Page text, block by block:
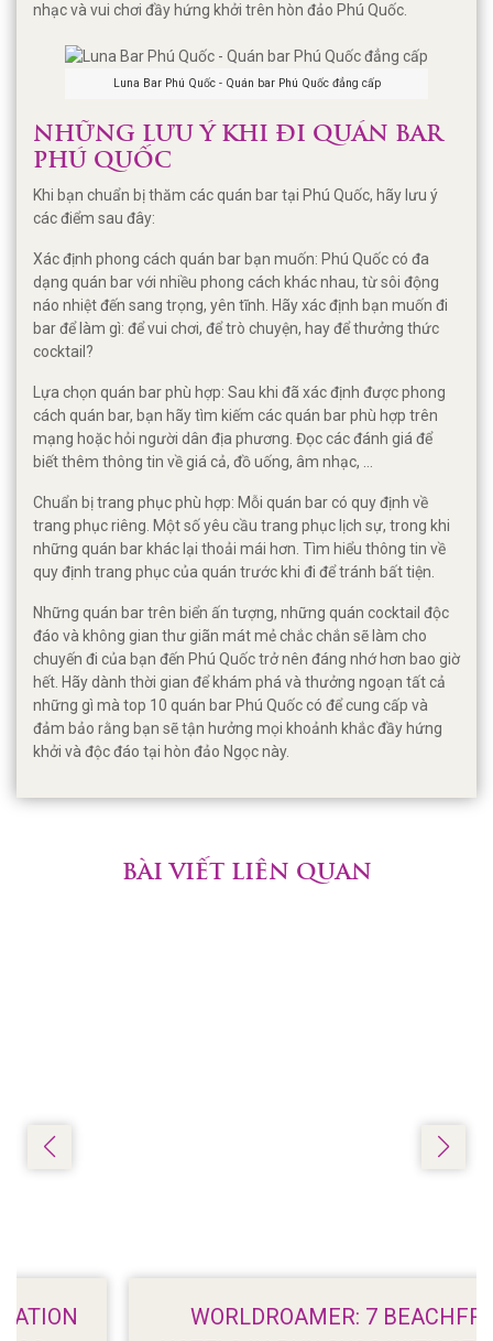
nhạc và vui chơi đầy hứng khởi trên hòn đảo Phú Quốc.
Luna Bar Phú Quốc - Quán bar Phú Quốc đẳng cấp
NHỮNG LƯU Ý KHI ĐI QUÁN BAR
PHÚ QUỐC
Khi bạn chuẩn bị thăm các quán bar tại Phú Quốc, hãy lưu ý
các điểm sau đây:
Xác định phong cách quán bar bạn muốn: Phú Quốc có đa
dạng quán bar với nhiều phong cách khác nhau, từ sôi động
náo nhiệt đến sang trọng, yên tĩnh. Hãy xác định bạn muốn đi
bar để làm gì: để vui chơi, để trò chuyện, hay để thưởng thức
cocktail?
Lựa chọn quán bar phù hợp: Sau khi đã xác định được phong
cách quán bar, bạn hãy tìm kiếm các quán bar phù hợp trên
mạng hoặc hỏi người dân địa phương. Đọc các đánh giá để
biết thêm thông tin về giá cả, đồ uống, âm nhạc, …
Chuẩn bị trang phục phù hợp: Mỗi quán bar có quy định về
trang phục riêng. Một số yêu cầu trang phục lịch sự, trong khi
những quán bar khác lại thoải mái hơn. Tìm hiểu thông tin về
quy định trang phục của quán trước khi đi để tránh bất tiện.
Những quán bar trên biển ấn tượng, những quán cocktail độc
đáo và không gian thư giãn mát mẻ chắc chắn sẽ làm cho
chuyến đi của bạn đến Phú Quốc trở nên đáng nhớ hơn bao giờ
hết. Hãy dành thời gian để khám phá và thưởng ngoạn tất cả
những gì mà top 10 quán bar Phú Quốc có để cung cấp và
đảm bảo rằng bạn sẽ tận hưởng mọi khoảnh khắc đầy hứng
khởi và độc đáo tại hòn đảo Ngọc này.
BÀI VIẾT LIÊN QUAN
WORLDROAMER: 7 BEACHFRONT